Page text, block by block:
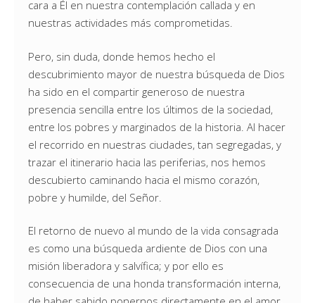
cara a Él en nuestra contemplación callada y en
nuestras actividades más comprometidas.
Pero, sin duda, donde hemos hecho el
descubrimiento mayor de nuestra búsqueda de Dios
ha sido en el compartir generoso de nuestra
presencia sencilla entre los últimos de la sociedad,
entre los pobres y marginados de la historia. Al hacer
el recorrido en nuestras ciudades, tan segregadas, y
trazar el itinerario hacia las periferias, nos hemos
descubierto caminando hacia el mismo corazón,
pobre y humilde, del Señor.
El retorno de nuevo al mundo de la vida consagrada
es como una búsqueda ardiente de Dios con una
misión liberadora y salvífica; y por ello es
consecuencia de una honda transformación interna,